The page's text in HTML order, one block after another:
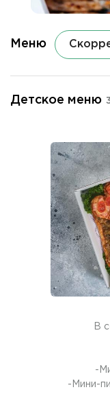
Меню
Детское меню
В
-
-Мини-